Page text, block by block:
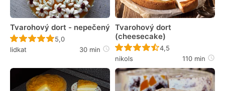
Tvarohový dort - nepečený
Recept ještě nebyl hodnocen
5,0
lidkat
30 min
Tvarohový dort
(cheesecake)
Recept ještě nebyl
4,5
nikols
110 min